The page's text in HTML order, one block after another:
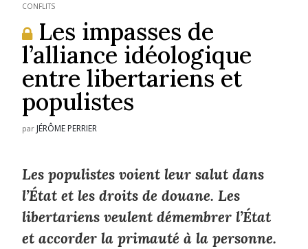
CONFLITS
Les impasses de
l’alliance idéologique
entre libertariens et
populistes
par JÉRÔME PERRIER
Les populistes voient leur salut dans
l’État et les droits de douane. Les
libertariens veulent démembrer l’État
et accorder la primauté à la personne.